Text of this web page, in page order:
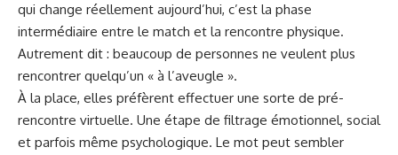
qui change réellement aujourd’hui, c’est la phase
intermédiaire entre le match et la rencontre physique.
Autrement dit : beaucoup de personnes ne veulent plus
rencontrer quelqu’un « à l’aveugle ».
À la place, elles préfèrent effectuer une sorte de pré-
rencontre virtuelle. Une étape de filtrage émotionnel, social
et parfois même psychologique. Le mot peut sembler